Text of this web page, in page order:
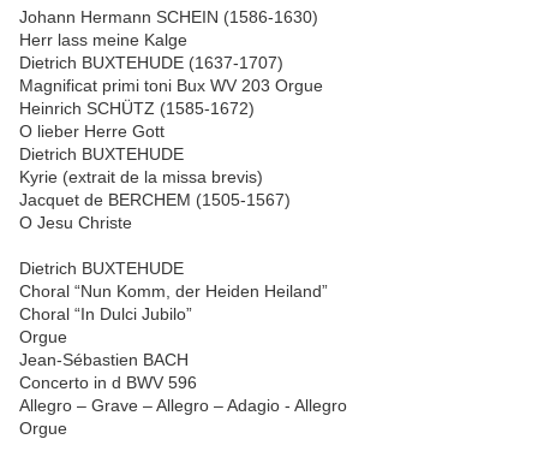
Johann Hermann SCHEIN (1586-1630)
Herr lass meine Kalge
Dietrich BUXTEHUDE (1637-1707)
Magnificat primi toni Bux WV 203 Orgue
Heinrich SCHÜTZ (1585-1672)
O lieber Herre Gott
Dietrich BUXTEHUDE
Kyrie (extrait de la missa brevis)
Jacquet de BERCHEM (1505-1567)
O Jesu Christe
Dietrich BUXTEHUDE
Choral “Nun Komm, der Heiden Heiland”
Choral “In Dulci Jubilo”
Orgue
Jean-Sébastien BACH
Concerto in d BWV 596
Allegro – Grave – Allegro – Adagio - Allegro
Orgue